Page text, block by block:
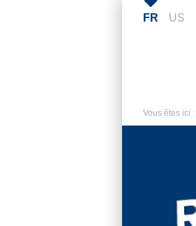
FR US
Vous êtes ici :